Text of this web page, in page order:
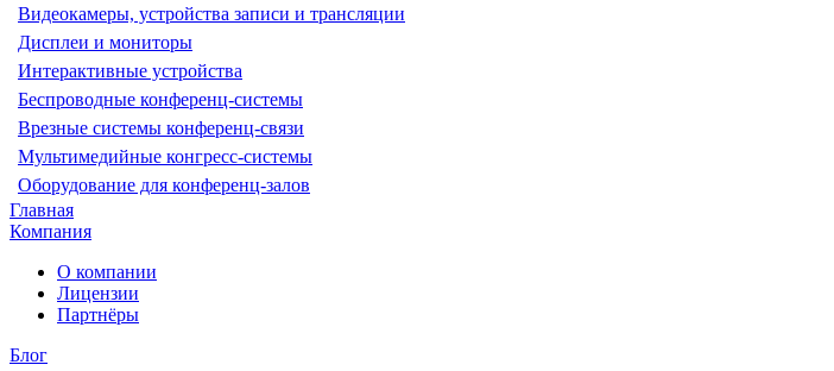
Видеокамеры, устройства записи и трансляции
Дисплеи и мониторы
Интерактивные устройства
Беспроводные конференц-системы
Врезные системы конференц-связи
Мультимедийные конгресс-системы
Оборудование для конференц-залов
Главная
Компания
О компании
Лицензии
Партнёры
Блог